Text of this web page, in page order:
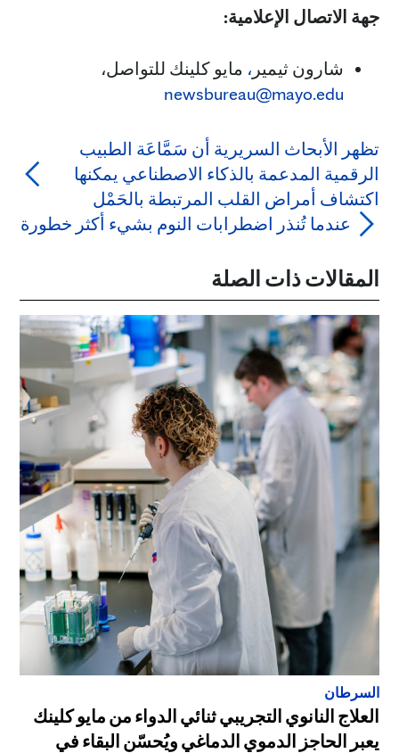
جهة الاتصال الإعلامية:
شارون ثيمير ، مايو كلينك للتواصل،
newsbureau@mayo.edu
تظهر الأبحاث السريرية أن سَمَّاعَة الطبيب
الرقمية المدعمة بالذكاء الاصطناعي يمكنها
اكتشاف أمراض القلب المرتبطة بالحَمْل
عندما تُنذر اضطرابات النوم بشيء أكثر خطورة
المقالات ذات الصلة
السرطان
العلاج النانوي التجريبي ثنائي الدواء من مايو كلينك
يعبر الحاجز الدموي الدماغي ويُحسّن البقاء في